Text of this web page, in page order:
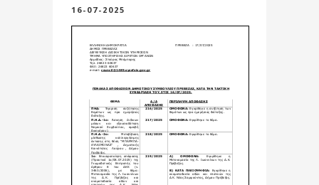
16-07-2025